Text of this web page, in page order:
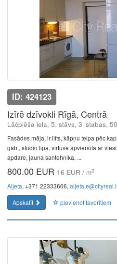
ID: 424123
Izīrē dzīvokli Rīgā, Centrā
Lāčplēša iela, 5. stāvs, 3 istabas,
Fasādes māja, ir lifts, kāpņu telpa pēc
gab., studio tipa, virtuve apvienota ar
apdare, jauna santehnika, ...
800.00 EUR 16 EUR / m2
Aljeta, +371 22333666,
Apskatīt
pievienot favorītiem